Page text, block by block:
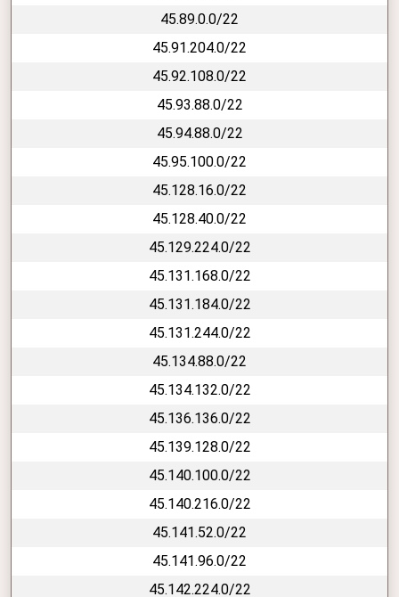
45.89.0.0/22
45.91.204.0/22
45.92.108.0/22
45.93.88.0/22
45.94.88.0/22
45.95.100.0/22
45.128.16.0/22
45.128.40.0/22
45.129.224.0/22
45.131.168.0/22
45.131.184.0/22
45.131.244.0/22
45.134.88.0/22
45.134.132.0/22
45.136.136.0/22
45.139.128.0/22
45.140.100.0/22
45.140.216.0/22
45.141.52.0/22
45.141.96.0/22
45.142.224.0/22